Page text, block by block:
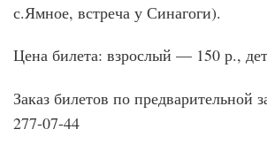
с.Ямное, встреча у Синагоги).
Цена билета: взрослый — 150 р.,
Заказ билетов по предварительной
277-07-44